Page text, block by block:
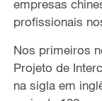
empresas
profissionais
Nos primeiros
Projeto de
na sigla em